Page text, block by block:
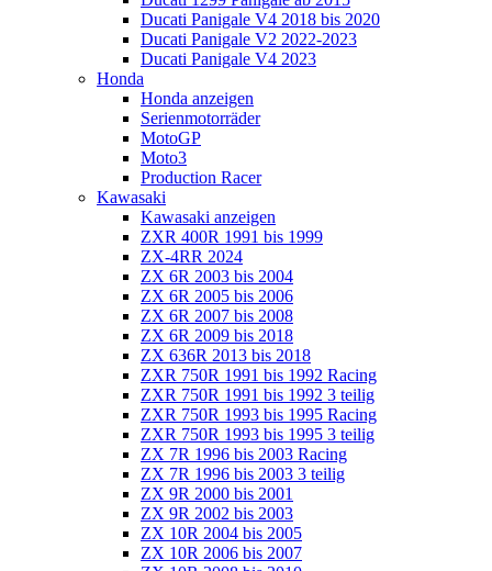
Ducati Panigale V4 2018 bis 2020
Ducati Panigale V2 2022-2023
Ducati Panigale V4 2023
Honda
Honda anzeigen
Serienmotorräder
MotoGP
Moto3
Production Racer
Kawasaki
Kawasaki anzeigen
ZXR 400R 1991 bis 1999
ZX-4RR 2024
ZX 6R 2003 bis 2004
ZX 6R 2005 bis 2006
ZX 6R 2007 bis 2008
ZX 6R 2009 bis 2018
ZX 636R 2013 bis 2018
ZXR 750R 1991 bis 1992 Racing
ZXR 750R 1991 bis 1992 3 teilig
ZXR 750R 1993 bis 1995 Racing
ZXR 750R 1993 bis 1995 3 teilig
ZX 7R 1996 bis 2003 Racing
ZX 7R 1996 bis 2003 3 teilig
ZX 9R 2000 bis 2001
ZX 9R 2002 bis 2003
ZX 10R 2004 bis 2005
ZX 10R 2006 bis 2007